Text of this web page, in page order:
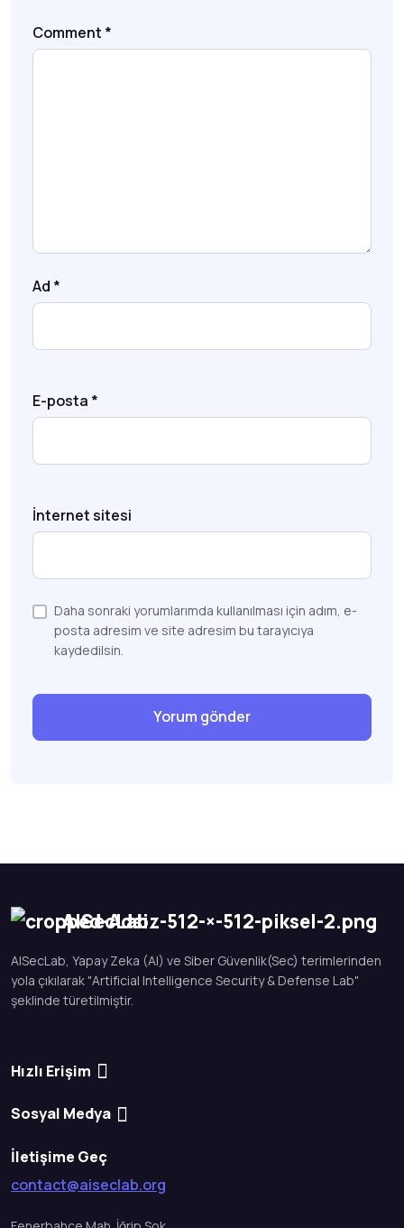
Comment *
Ad *
E-posta *
İnternet sitesi
Daha sonraki yorumlarımda kullanılması için adım, e-
posta adresim ve site adresim bu tarayıcıya
kaydedilsin.
AISecLab
AISecLab, Yapay Zeka (AI) ve Siber Güvenlik(Sec) terimlerinden
yola çıkılarak "Artificial Intelligence Security & Defense Lab"
şeklinde türetilmiştir.
Hızlı Erişim
Sosyal Medya
İletişime Geç
contact@aiseclab.org